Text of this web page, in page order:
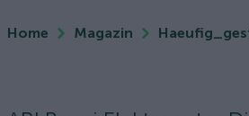
Home Magazin